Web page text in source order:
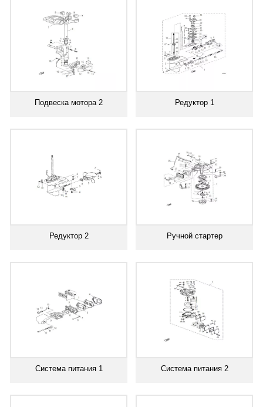
Подвеска мотора 2 Редуктор 1
Редуктор 2 Ручной стартер
Система питания 1 Система питания 2